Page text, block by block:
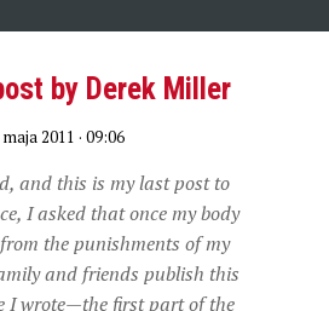
by Derek Miller
maja 2011 · 09:06
and this is my last post to
I asked that once my body
the punishments of my
and friends publish this
I wrote—the first part of the